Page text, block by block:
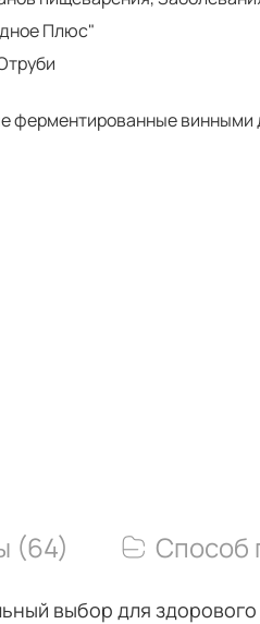
Плюс"
ферментированные
Отзывы (64) Способ
выбор для